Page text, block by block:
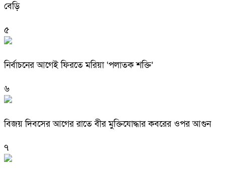
বেড়ি
৫
নির্বাচনের আগেই ফিরতে মরিয়া ‘পলাতক শক্তি’
৬
বিজয় দিবসের আগের রাতে বীর মুক্তিযোদ্ধার কবরের ওপর আগুন
৭